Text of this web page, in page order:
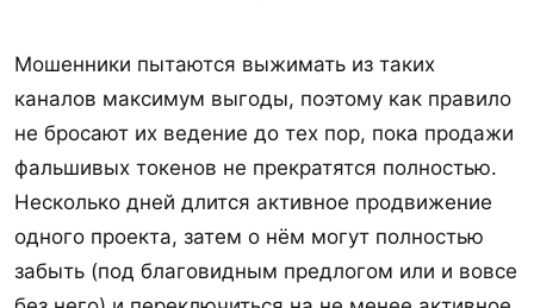
Мошенники пытаются выжимать из таких
каналов максимум выгоды, поэтому как правило
не бросают их ведение до тех пор, пока продажи
фальшивых токенов не прекратятся полностью.
Несколько дней длится активное продвижение
одного проекта, затем о нём могут полностью
забыть (под благовидным предлогом или и вовсе